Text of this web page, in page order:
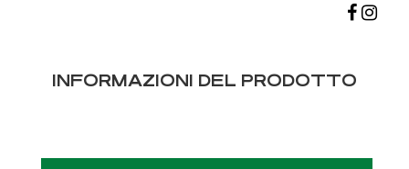
INFORMAZIONI DEL PRODOTTO